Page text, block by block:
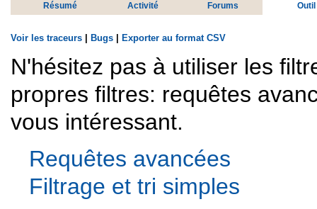
Résumé Activité Forums
Voir les traceurs | Bugs | Exporter au format CSV
N'hésitez pas à utiliser les
propres filtres: requêtes
vous intéressant.
Requêtes avancées
Filtrage et tri simples